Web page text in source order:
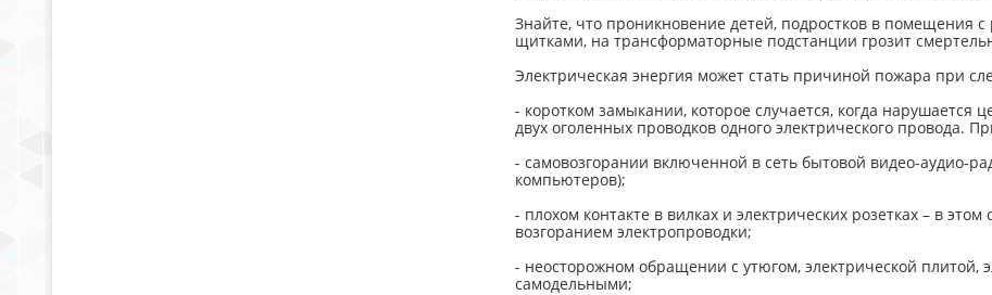
Знайте, что проникновение детей, подростков в помещения
щитками, на трансформаторные подстанции грозит
Электрическая энергия может стать причиной пожара при
- коротком замыкании, которое случается, когда нарушается
двух оголенных проводков одного электрического провода.
- самовозгорании включенной в сеть бытовой видео-аудио-
компьютеров);
- плохом контакте в вилках и электрических розетках – в
возгоранием электропроводки;
- неосторожном обращении с утюгом, электрической плитой,
самодельными;